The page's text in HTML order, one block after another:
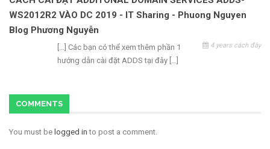
WS2012R2 VÀO DC 2019 - IT Sharing - Phuong Nguyen
Blog Phương Nguyễn
4 years cách đây
[…] Các bạn có thể xem thêm phần 1
hướng dẫn cài đặt ADDS tại đây […]
COMMENTS
You must be logged in to post a comment.